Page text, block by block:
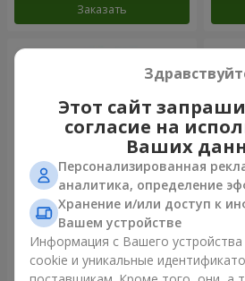
Заказать
Букет "Розовая нежность"
4 999 грн 7 856
Этот сайт
согласие на
Ваших
Персонализированная
аналитика, определение
Хранение и/или доступ к
Вашем устройстве
Информация с Вашего
cookie и уникальные